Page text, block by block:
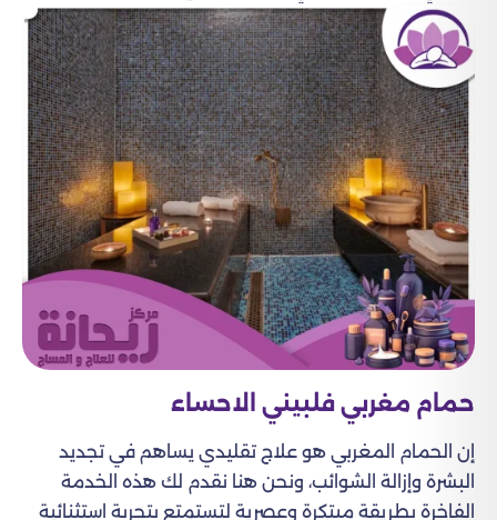
حمام مغربي فلبيني الاحساء
إن الحمام المغربي هو علاج تقليدي يساهم في تجديد
البشرة وإزالة الشوائب، ونحن هنا نقدم لك هذه الخدمة
الفاخرة بطريقة مبتكرة وعصرية لتستمتع بتجربة استثنائية